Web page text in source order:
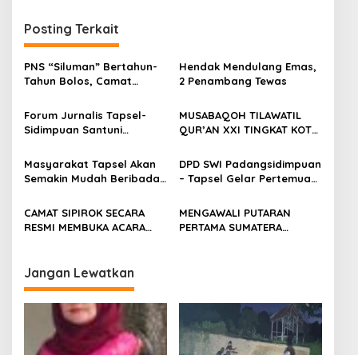
g
a
s
p
o
s
Posting Terkait
PNS “Siluman” Bertahun-
Tahun Bolos, Camat
“Kecolongan”
Hendak Mendulang Emas,
2 Penambang Tewas
Forum Jurnalis Tapsel-
Sidimpuan Santuni
MUSABAQOH TILAWATIL
QUR’AN XXI TINGKAT KOTA
2022 SECARA RESMI
DITUTUP
Masyarakat Tapsel Akan
Semakin Mudah Beribadah
Jami’ Al Hidayah di
Parsalakan
DPD SWI Padangsidimpuan
– Tapsel Gelar Pertemuan
2022
CAMAT SIPIROK SECARA
RESMI MEMBUKA ACARA
MENGAWALI PUTARAN
PERTAMA SUMATERA
Jangan Lewatkan